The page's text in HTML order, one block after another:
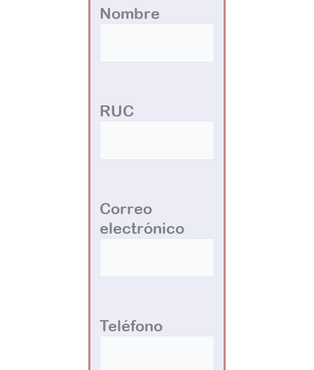
Nombre
RUC
Correo
electrónico
Teléfono